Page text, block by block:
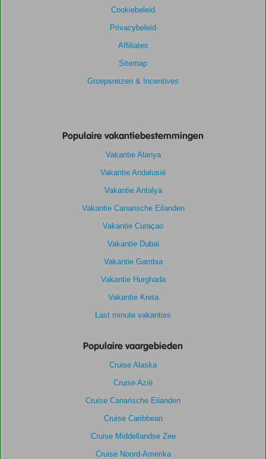
Cookiebeleid
Privacybeleid
Affiliates
Sitemap
Groepsreizen & Incentives
Populaire vakantiebestemmingen
Vakantie Alanya
Vakantie Andalusië
Vakantie Antalya
Vakantie Canarische Eilanden
Vakantie Curaçao
Vakantie Dubai
Vakantie Gambia
Vakantie Hurghada
Vakantie Kreta
Last minute vakanties
Populaire vaargebieden
Cruise Alaska
Cruise Azië
Cruise Canarische Eilanden
Cruise Caribbean
Cruise Middellandse Zee
Cruise Noord-Amerika